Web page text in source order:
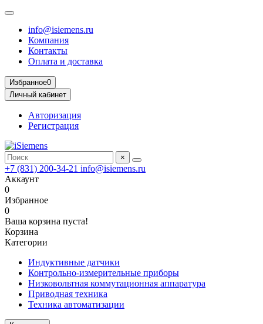
info@isiemens.ru
Компания
Контакты
Оплата и доставка
Избранное0
Личный кабинет
Авторизация
Регистрация
×
+7 (831) 200-34-21 info@isiemens.ru
Аккаунт
0
Избранное
0
Ваша корзина пуста!
Корзина
Категории
Индуктивные датчики
Контрольно-измерительные приборы
Низковольтная коммутационная аппаратура
Приводная техника
Техника автоматизации